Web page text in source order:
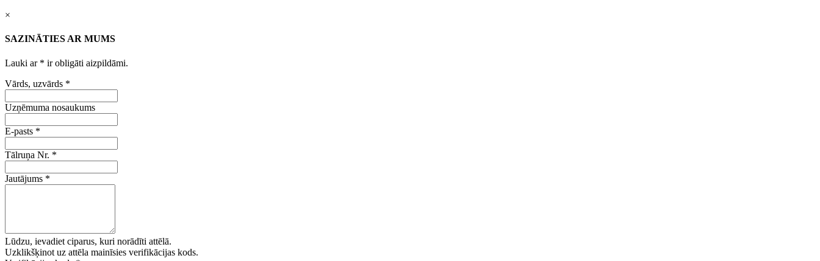
×
SAZINĀTIES AR MUMS
Lauki ar * ir obligāti aizpildāmi.
Vārds, uzvārds *
Uzņēmuma nosaukums
E-pasts *
Tālruņa Nr. *
Jautājums *
Lūdzu, ievadiet ciparus, kuri norādīti attēlā.
Uzklikšķinot uz attēla mainīsies verifikācijas kods.